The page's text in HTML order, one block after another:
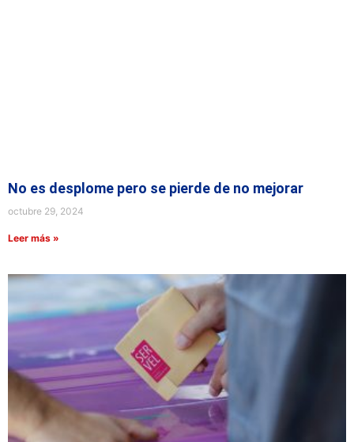
No es desplome pero se pierde de no mejorar
octubre 29, 2024
Leer más »